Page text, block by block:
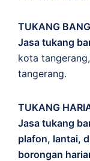
TUKANG
Jasa tukang
kota
tangerang.
TUKANG
Jasa tukang
plafon, lantai,
borongan